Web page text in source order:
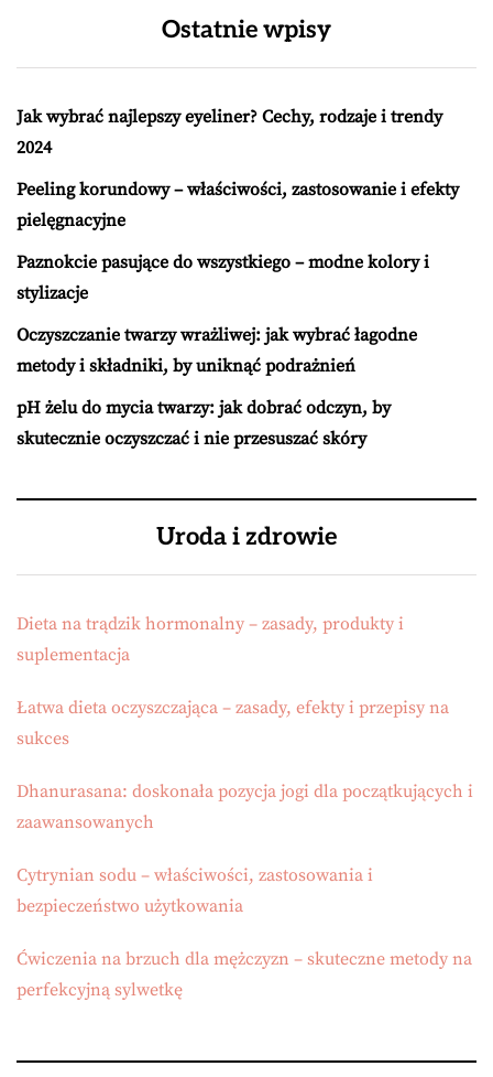
Ostatnie wpisy
Jak wybrać najlepszy eyeliner? Cechy, rodzaje i trendy
2024
Peeling korundowy – właściwości, zastosowanie i efekty
pielęgnacyjne
Paznokcie pasujące do wszystkiego – modne kolory i
stylizacje
Oczyszczanie twarzy wrażliwej: jak wybrać łagodne
metody i składniki, by uniknąć podrażnień
pH żelu do mycia twarzy: jak dobrać odczyn, by
skutecznie oczyszczać i nie przesuszać skóry
Uroda i zdrowie
Dieta na trądzik hormonalny – zasady, produkty i
suplementacja
Łatwa dieta oczyszczająca – zasady, efekty i przepisy na
sukces
Dhanurasana: doskonała pozycja jogi dla początkujących i
zaawansowanych
Cytrynian sodu – właściwości, zastosowania i
bezpieczeństwo użytkowania
Ćwiczenia na brzuch dla mężczyzn – skuteczne metody na
perfekcyjną sylwetkę